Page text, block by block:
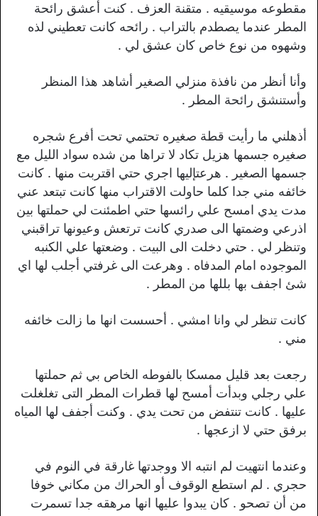
مقطوعه موسيقيه . متقنة العزف . كنت أعشق رائحة
المطر عندما يصطدم بالتراب . رائحه كانت تعطيني لذه
وشهوه من نوع خاص كان عشق لي .
وأنا أنظر من نافذة منزلي الصغير أشاهد هذا المنظر
وأستنشق رائحة المطر .
أذهلني ما رأيت قطة صغيره تحتمي تحت أفرع شجره
صغيره جسمها هزيل تكاد لا تراها من شده سواد الليل مع
جسمها الصغير . هرعتإليها اجري حتي اقتربت منها . كانت
خائفه مني جدا كلما حاولت الاقتراب منها كانت تبتعد عني
مدت يدي امسح علي رائسها حتي اطمئنت لي حملتها بين
اذرعي وضمتها الى صدري كانت ترتعش وعيونها تراقبني
وتنظر لي . حتي دخلت الى البيت . وضعتها علي الكنبه
الموجوده امام المدفاه . وهرعت الى غرفتي أجلب لها اي
شئ اجفف بها بللها من المطر .
كانت تنظر لي وانا امشي . أحسست انها ما زالت خائفه
مني .
رجعت بعد قليل ممسكا بالفوطه الخاص بي ثم حملتها
علي رجلي وبدأت أمسح لها قطرات المطر التى تغلغلت
عليها . كانت تنتفض من تحت يدي . وكنت أجفف لها المياه
برفق حتي لا ازعجها .
وعندما انتهيت لم انتبه الا ووجدتها غارقة في النوم في
حجري . لم استطع الوقوف أو الحراك من مكاني خوفا
من أن تصحو . كان يبدوا عليها انها مرهقه جدا تسمرت